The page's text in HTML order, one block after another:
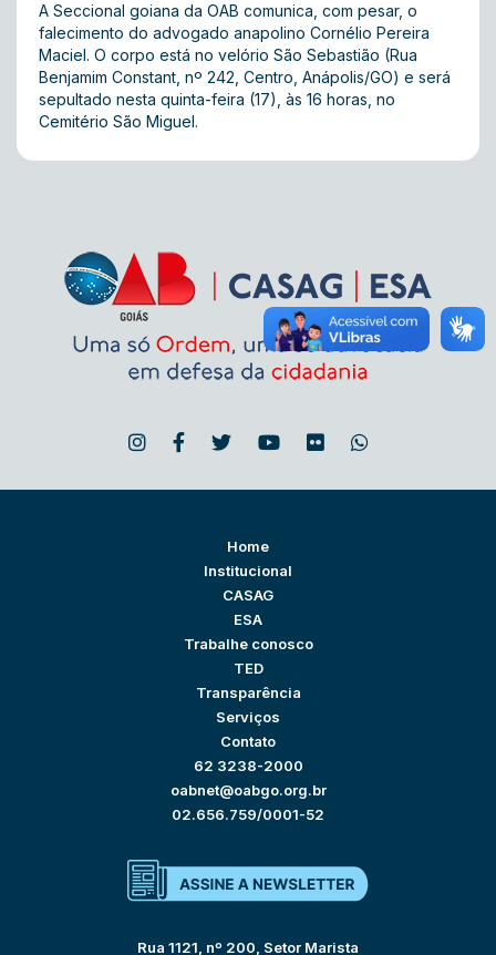
A Seccional goiana da OAB comunica, com pesar, o
falecimento do advogado anapolino Cornélio Pereira
Maciel. O corpo está no velório São Sebastião (Rua
Benjamim Constant, nº 242, Centro, Anápolis/GO) e será
sepultado nesta quinta-feira (17), às 16 horas, no
Cemitério São Miguel.
Home
Institucional
CASAG
ESA
Trabalhe conosco
TED
Transparência
Serviços
Contato
62 3238-2000
oabnet@oabgo.org.br
02.656.759/0001-52
Rua 1121, nº 200, Setor Marista